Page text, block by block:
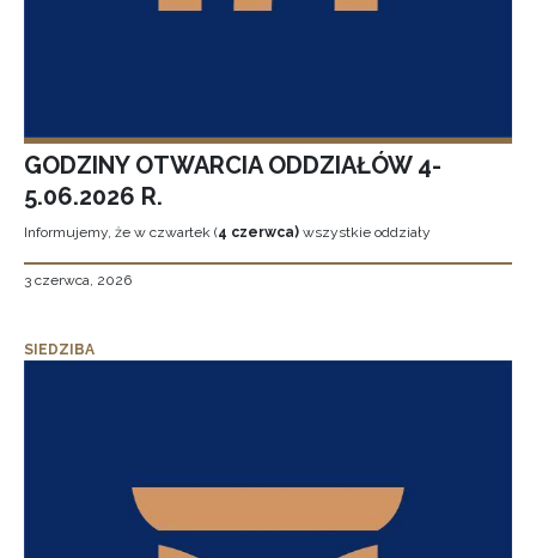
GODZINY OTWARCIA ODDZIAŁÓW 4-
5.06.2026 R.
Informujemy, że w czwartek (4 czerwca) wszystkie oddziały
3 czerwca, 2026
SIEDZIBA